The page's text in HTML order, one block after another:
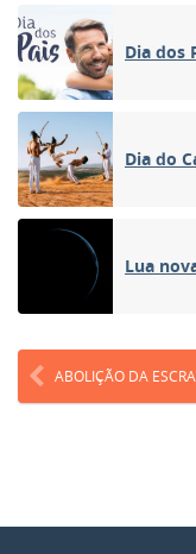
Dia dos
Dia do
Lua
ABOLIÇÃO DA